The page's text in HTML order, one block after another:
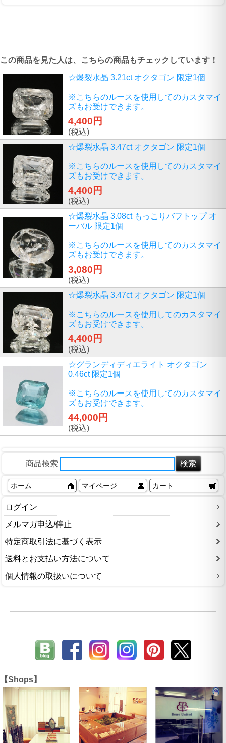
この商品を見た人は、こちらの商品もチェックしています！
☆爆裂水晶 3.21ct オクタゴン 限定1個
※こちらのルースを使用してのカスタマイ
ズもお受けできます。
4,400円
(税込)
☆爆裂水晶 3.47ct オクタゴン 限定1個
※こちらのルースを使用してのカスタマイ
ズもお受けできます。
4,400円
(税込)
☆爆裂水晶 3.08ct もっこりバフトップ オ
ーバル 限定1個
※こちらのルースを使用してのカスタマイ
ズもお受けできます。
3,080円
(税込)
☆爆裂水晶 3.47ct オクタゴン 限定1個
※こちらのルースを使用してのカスタマイ
ズもお受けできます。
4,400円
(税込)
☆グランディディエライト オクタゴン
0.46ct 限定1個
※こちらのルースを使用してのカスタマイ
ズもお受けできます。
44,000円
(税込)
商品検索
ホーム マイページ カート
ログイン
メルマガ申込/停止
特定商取引法に基づく表示
送料とお支払い方法について
個人情報の取扱いについて
【Shops】